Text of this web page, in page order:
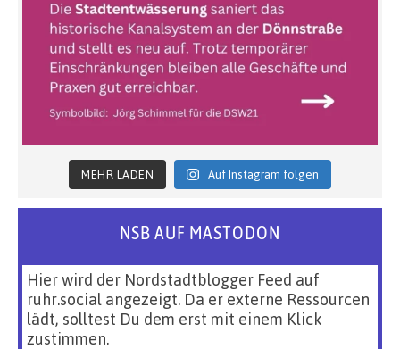
MEHR LADEN Auf Instagram folgen
NSB AUF MASTODON
Hier wird der Nordstadtblogger Feed auf
ruhr.social angezeigt. Da er externe Ressourcen
lädt, solltest Du dem erst mit einem Klick
zustimmen.